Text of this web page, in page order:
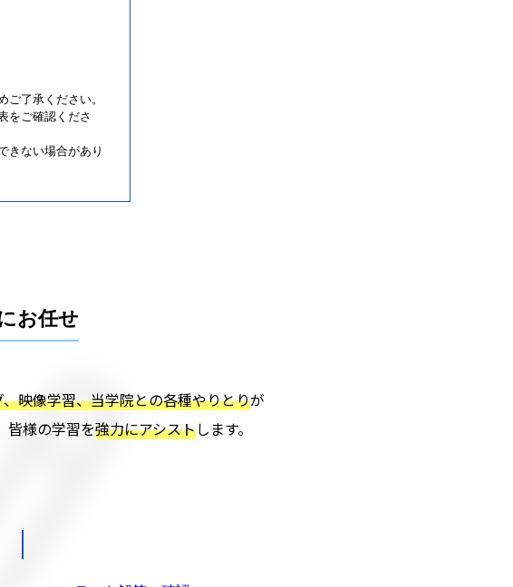
了承ください。
をご確認くださ
きない場合があり
お任せ
映像学習、当学院との各種やりとりが
皆様の学習を強力にアシストします。